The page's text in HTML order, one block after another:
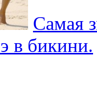
Самая
в бикини.